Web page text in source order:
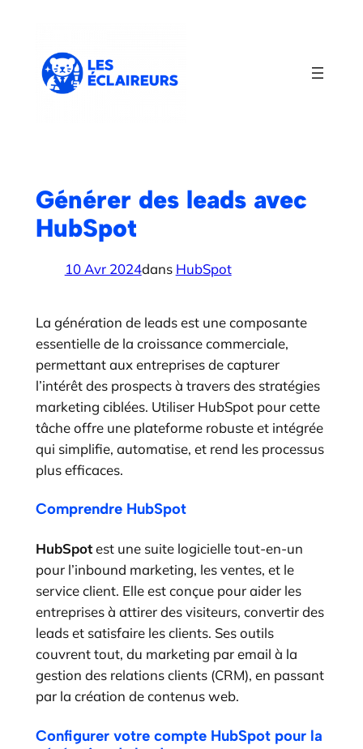
contenu
Générer des leads avec
HubSpot
10 Avr 2024dans HubSpot
La génération de leads est une composante
essentielle de la croissance commerciale,
permettant aux entreprises de capturer
l’intérêt des prospects à travers des stratégies
marketing ciblées. Utiliser HubSpot pour cette
tâche offre une plateforme robuste et intégrée
qui simplifie, automatise, et rend les processus
plus efficaces.
Comprendre HubSpot
HubSpotest une suite logicielle tout-en-un
pour l’inbound marketing, les ventes, et le
service client. Elle est conçue pour aider les
entreprises à attirer des visiteurs, convertir des
leads et satisfaire les clients. Ses outils
couvrent tout, du marketing par email à la
gestion des relations clients (CRM), en passant
par la création de contenus web.
Configurer votre compte HubSpot pour la